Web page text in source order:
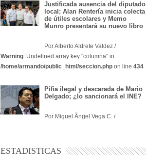
Justificada ausencia del diputado
local; Alan Rentería inicia colecta
de útiles escolares y Memo
Munro presentará su nuevo libro
Por Alberto Aldrete Valdez /
Warning: Undefined array key "columna" in
/home/armando/public_html/seccion.php on line 434
Pifia ilegal y descarada de Mario
Delgado; ¿lo sancionará el INE?
Por Miguel Ãngel Vega C. /
ESTADISTICAS